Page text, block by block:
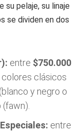
su pelaje, su linaje
se dividen en dos
entre $750.000
colores clásicos
y negro o
entre